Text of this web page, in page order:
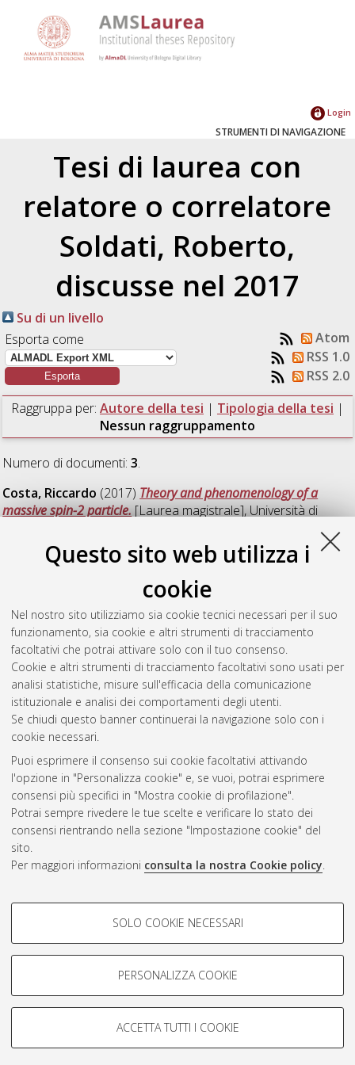
Questo sito web utilizza i
cookie
Nel nostro sito utilizziamo sia cookie tecnici necessari per il suo
funzionamento, sia cookie e altri strumenti di tracciamento
facoltativi che potrai attivare solo con il tuo consenso.
Cookie e altri strumenti di tracciamento facoltativi sono usati per
analisi statistiche, misure sull'efficacia della comunicazione
istituzionale e analisi dei comportamenti degli utenti.
Se chiudi questo banner continuerai la navigazione solo con i
cookie necessari.
Puoi esprimere il consenso sui cookie facoltativi attivando
l'opzione in "Personalizza cookie" e, se vuoi, potrai esprimere
consensi più specifici in "Mostra cookie di profilazione".
Potrai sempre rivedere le tue scelte e verificare lo stato dei
consensi rientrando nella sezione "Impostazione cookie" del
sito.
Per maggiori informazioni consulta la nostra Cookie policy.
COOKIE DI PROFILAZIONE -
Si tratta di cookie utilizzati per analizzare le caratteristiche della
navigazione degli utenti, creare profili in base al loro comportamento
Mostra cookie di profilazione
COOKIE TECNICI - NECESSARI
SOLO COOKIE NECESSARI
PERSONALIZZA COOKIE
ACCETTA TUTTI I COOKIE
Login
STRUMENTI DI NAVIGAZIONE
Tesi di laurea con
relatore o correlatore
Soldati, Roberto,
discusse nel 2017
Su di un livello
Esporta come
Atom
RSS 1.0
RSS 2.0
Raggruppa per: Autore della tesi | Tipologia della tesi |
Nessun raggruppamento
Numero di documenti:3.
Costa, Riccardo (2017) Theory and phenomenology of a
massive spin-2 particle.[Laurea magistrale], Università di
Mantani, Luca(2017)Simplified t-channel models for dark
Fisica [LM-DM270]
Piscopo, Maria Laura(2017)Dynamical localization of
Abelian gauge fields.[Laurea magistrale], Università di
Bologna, Corso di Studio in Fisica [LM-DM270]
Questa lista e' stata generata ilMon Aug 10 13:43:56 2026
CEST
Atom
Rss 1.0
Rss 2.0
AMS Laurea
Impostazioni Cookie
Informativa sulla privacy
Condizioni d’uso del sito